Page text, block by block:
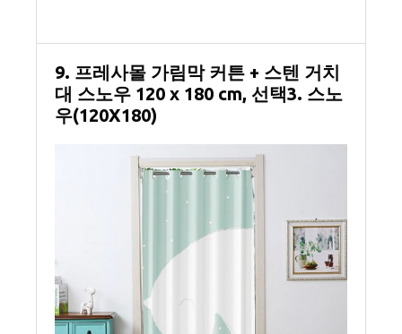
9. 프레사몰 가림막 커튼 + 스텐 거치
대 스노우 120 x 180 cm, 선택3. 스노
우(120X180)